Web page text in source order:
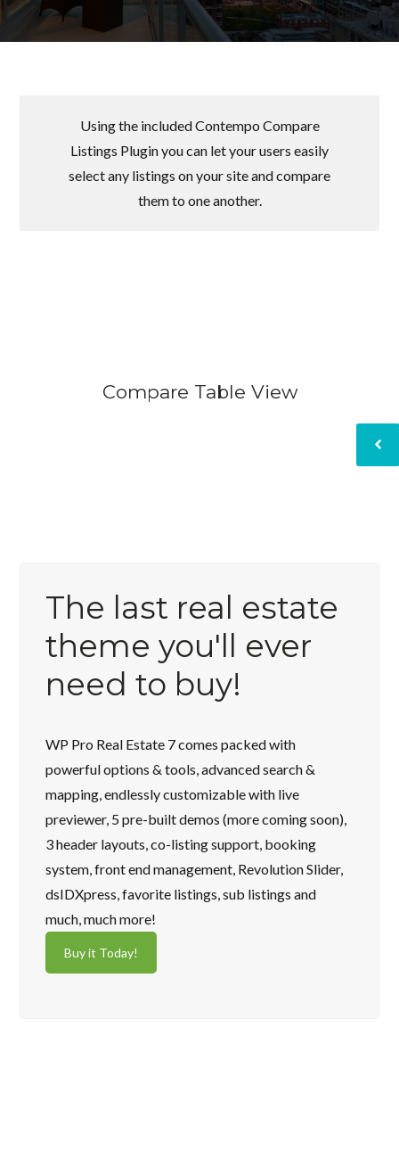
Log in
Using the included Contempo Compare
Listings Plugin you can let your users easily
select any listings on your site and compare
them to one another.
Compare Table View
The last real estate
theme you'll ever
need to buy!
WP Pro Real Estate 7 comes packed with
powerful options & tools, advanced search &
mapping, endlessly customizable with live
previewer, 5 pre-built demos (more coming soon),
3 header layouts, co-listing support, booking
system, front end management, Revolution Slider,
dsIDXpress, favorite listings, sub listings and
much, much more!
Buy it Today!